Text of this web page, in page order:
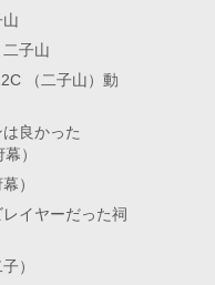
子山
（二子山）動
良かった
）
）
レイヤーだった祠
）